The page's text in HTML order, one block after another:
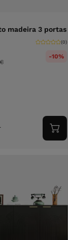
madeira 3 portas
(0)
€
-10%
ao